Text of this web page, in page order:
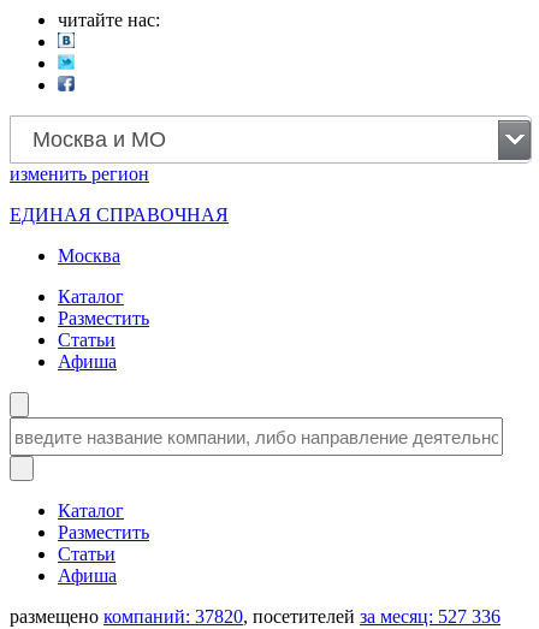
читайте нас:
Москва и МО
изменить регион
ЕДИНАЯ СПРАВОЧНАЯ
Москва
Каталог
Разместить
Статьи
Афиша
Каталог
Разместить
Статьи
Афиша
размещено компаний: 37820, посетителей за месяц: 527 336